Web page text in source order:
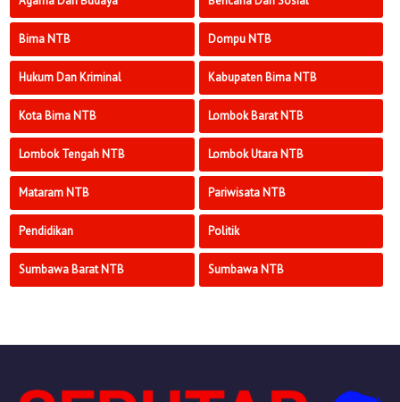
Bima NTB Dompu NTB
Hukum Dan Kriminal Kabupaten Bima NTB
Kota Bima NTB Lombok Barat NTB
Lombok Tengah NTB Lombok Utara NTB
Mataram NTB Pariwisata NTB
Pendidikan Politik
Sumbawa Barat NTB Sumbawa NTB